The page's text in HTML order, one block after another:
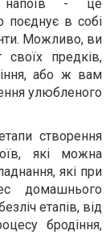
напоїв - це
поєднує в собі
Можливо, ви
своїх предків,
або ж вам
улюбленого
створення
які можна
які при
домашнього
етапів, від
бродіння,